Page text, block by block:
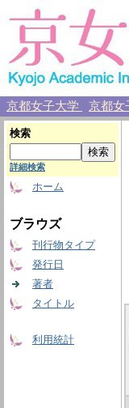
京都女子大学 京都女
検索
詳細検索
ホーム
ブラウズ
刊行物タイプ
発行日
著者
タイトル
利用統計